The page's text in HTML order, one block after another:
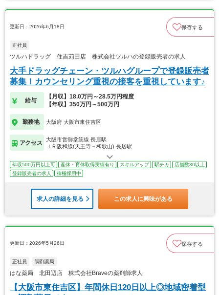
更新日：2026年6月18日 保存する
正社員
ツルハドラッグ 住吉苅田店 株式会社ツルハの登録販売者の求人
大手ドラッグチェーン・ツルハグループで登録販売者
募集！カウンセリング重視の接客を重視しています♪
給与
【月収】18.0万円～28.5万円程度
【年収】350万円～500万円
勤務地 大阪府 大阪市東住吉区
アクセス
大阪市営御堂筋線 長居駅
ＪＲ阪和線(天王寺－和歌山) 長居駅
年収500万円以上可 産休・育休取得実績有り スキルアップ 駅チカ
店舗数30以上
登録販売者の求人
積極採用中
求人の詳細を見る この求人に興味がある
更新日：2026年5月26日 保存する
正社員 調剤薬局
はな薬局 北田辺店 株式会社Braveの薬剤師求人
【大阪市東住吉区】年間休日120日以上◎地域密着型